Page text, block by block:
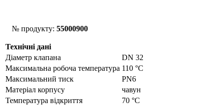
№ продукту: 55000900
Технічні дані
Діаметр клапана
DN 32
Максимальна робоча температура 110 °C
Максимальний тиск
PN6
Матеріал корпусу
чавун
Температура відкриття
70 °С